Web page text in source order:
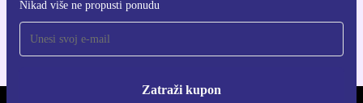
Nikad više ne propusti ponudu
Zatraži kupon
Za iOS i Android